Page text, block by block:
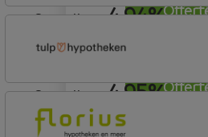
4,94%
aflosvrij
4,95%
Tulp Riant Hypotheek
aflosvrij
Tulp Hypotheken
Tulp Riant Hypotheek